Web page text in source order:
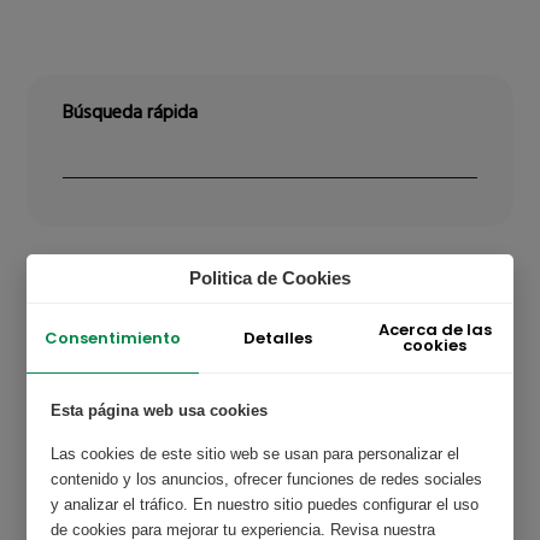
Búsqueda rápida
Etiquetas
Últimos artículos
Politica de Cookies
Consentimiento Detalles Acerca de las
cookies
Esta página web usa cookies
Las cookies de este sitio web se usan para personalizar el
contenido y los anuncios, ofrecer funciones de redes sociales
y analizar el tráfico. En nuestro sitio puedes configurar el uso
de cookies para mejorar tu experiencia. Revisa nuestra